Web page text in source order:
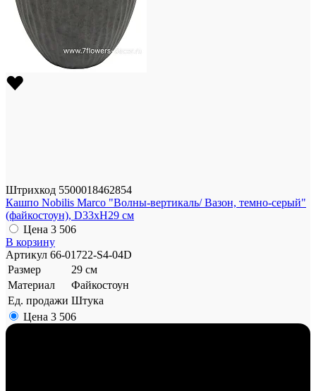
Штрихкод 5500018462854
Кашпо Nobilis Marco "Волны-вертикаль/ Вазон, темно-серый"
(файкостоун), D33xH29 см
Цена 3 506
В корзину
Артикул 66-01722-S4-04D
Размер
29 см
Материал
Файкостоун
Ед. продажи Штука
Цена 3 506